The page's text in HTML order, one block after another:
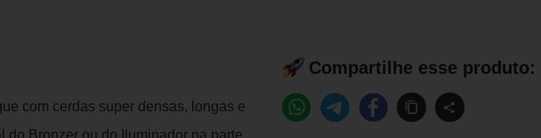
com cerdas super densas, longas e
Compartilhe esse produto: